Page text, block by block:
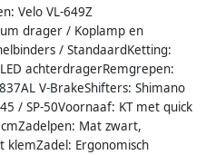
Velo VL-649Z
drager / Koplamp en
/ StandaardKetting:
achterdragerRemgrepen:
V-BrakeShifters: Shimano
/ SP-50Voornaaf: KT met quick
Mat zwart,
klemZadel: Ergonomisch